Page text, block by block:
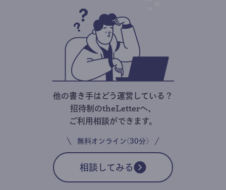
他の書き手はどう運営している？
招待制のtheLetterへ、
ご利用相談ができます。
無料オンライン(30分)
相談してみる